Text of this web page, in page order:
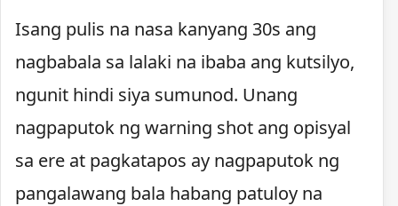
Isang pulis na nasa kanyang 30s ang
nagbabala sa lalaki na ibaba ang kutsilyo,
ngunit hindi siya sumunod. Unang
nagpaputok ng warning shot ang opisyal
sa ere at pagkatapos ay nagpaputok ng
pangalawang bala habang patuloy na